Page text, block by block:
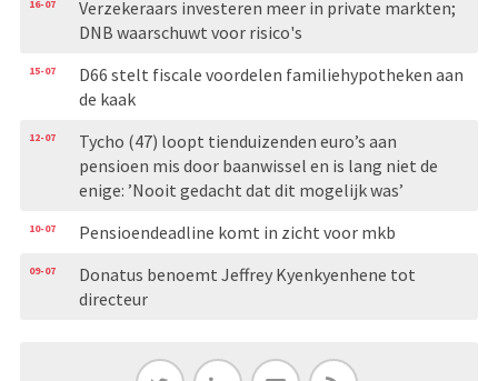
16-07
Verzekeraars investeren meer in private markten;
DNB waarschuwt voor risico's
15-07
D66 stelt fiscale voordelen familiehypotheken aan
de kaak
12-07
Tycho (47) loopt tienduizenden euro’s aan
pensioen mis door baanwissel en is lang niet de
enige: ’Nooit gedacht dat dit mogelijk was’
10-07 Pensioendeadline komt in zicht voor mkb
09-07
Donatus benoemt Jeffrey Kyenkyenhene tot
directeur